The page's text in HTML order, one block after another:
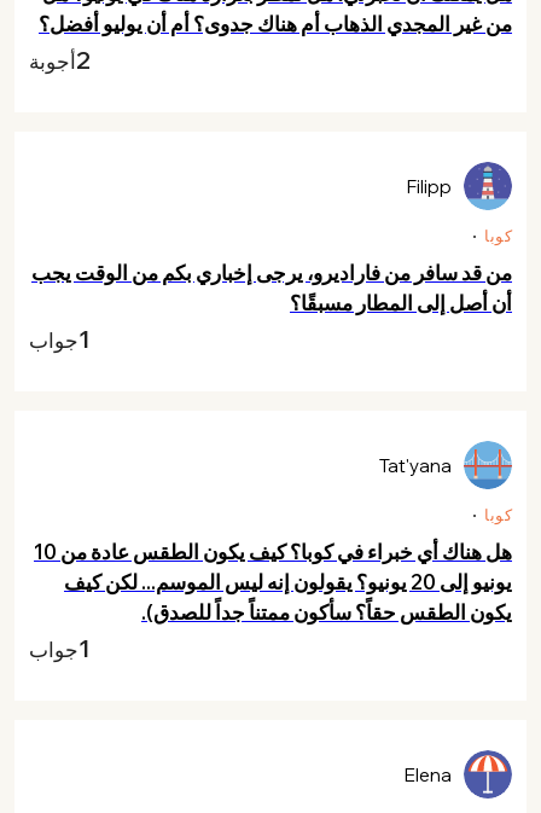
من غير المجدي الذهاب أم هناك جدوى؟ أم أن يوليو أفضل؟
2أجوبة
كوبا
من قد سافر من فاراديرو، يرجى إخباري بكم من الوقت يجب
أن أصل إلى المطار مسبقًا؟
Filipp
1جواب
كوبا
هل هناك أي خبراء في كوبا؟ كيف يكون الطقس عادة من 10
يونيو إلى 20 يونيو؟ يقولون إنه ليس الموسم... لكن كيف
يكون الطقس حقاً؟ سأكون ممتناً جداً للصدق).
Tat'yana
1جواب
Elena